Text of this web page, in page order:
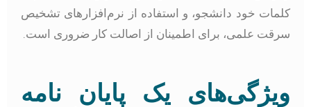
کلمات خود دانشجو، و استفاده از نرم‌افزارهای تشخیص
سرقت علمی، برای اطمینان از اصالت کار ضروری است.
ویژگی‌های یک پایان نامه